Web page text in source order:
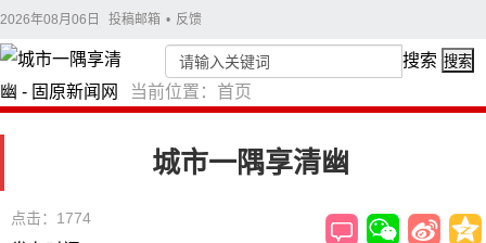
2026年08月06日 投稿邮箱 • 反馈
当前位置： 首页
搜索 搜索
城市一隅享清幽
点击：1774